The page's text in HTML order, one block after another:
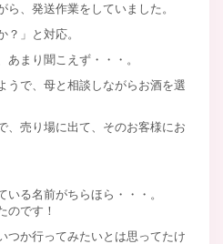
、発送作業をしていました。
」と対応。
まり聞こえず・・・。
うで、母と相談しながらお酒を選
、売り場に出て、そのお客様にお
る名前がちらほら・・・。
のです！
つか行ってみたいとは思ってたけ